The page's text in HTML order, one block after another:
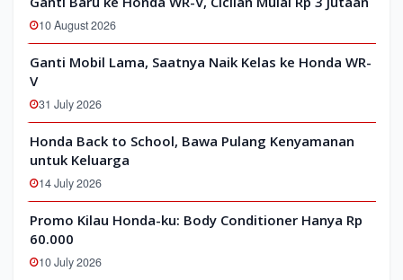
10 August 2026
Ganti Mobil Lama, Saatnya Naik Kelas ke Honda WR-
V
31 July 2026
Honda Back to School, Bawa Pulang Kenyamanan
untuk Keluarga
14 July 2026
Promo Kilau Honda-ku: Body Conditioner Hanya Rp
60.000
10 July 2026